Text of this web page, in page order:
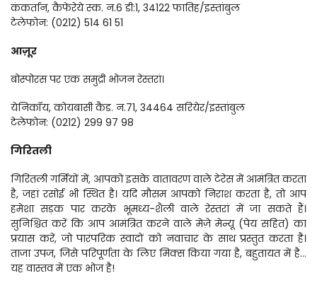
कंकर्तान, कैफेरेये स्क. न.6 डी:1, 34122 फातिह/इस्तांबुल
टेलेफोन: (0212) 514 61 51
आज़ूर
बोस्पोरस पर एक समुद्री भोजन रेस्तरां।
येनिकॉय, कोयबासी कैड. न.71, 34464 सरियेर/इस्तांबुल
टेलेफोन: (0212) 299 97 98
गिरितली
गिरितली गर्मियों में, आपको इसके वातावरण वाले टेरेस में आमंत्रित करता
है, जहां रसोई भी स्थित है। यदि मौसम आपको निराश करता है, तो आप
हमेशा सड़क पार करके भूमध्य-शैली वाले रेस्तरां में जा सकते हैं।
सुनिश्चित करें कि आप आमंत्रित करने वाले मेज़े मेन्यू (पेय सहित) का
प्रयास करें, जो पारंपरिक स्वादों को नवाचार के साथ प्रस्तुत करता है।
ताजा उपज, जिसे परिपूर्णता के लिए मिक्स किया गया है, बहुतायत में है...
यह वास्तव में एक भोज है!